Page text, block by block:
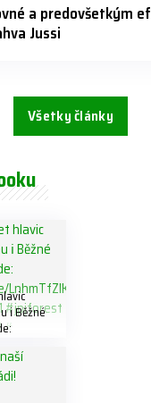
a predovšetkým
Jussi
Všetky články
ℹ️ Běžné
202